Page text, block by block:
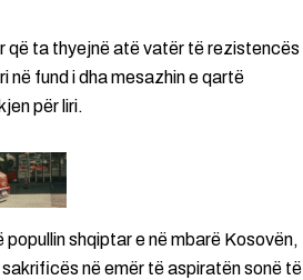
që ta thyejnë atë vatër të rezistencës
në fund i dha mesazhin e qartë
për liri.
shqiptar e në mbarë Kosovën,
në emër të aspiratën sonë të